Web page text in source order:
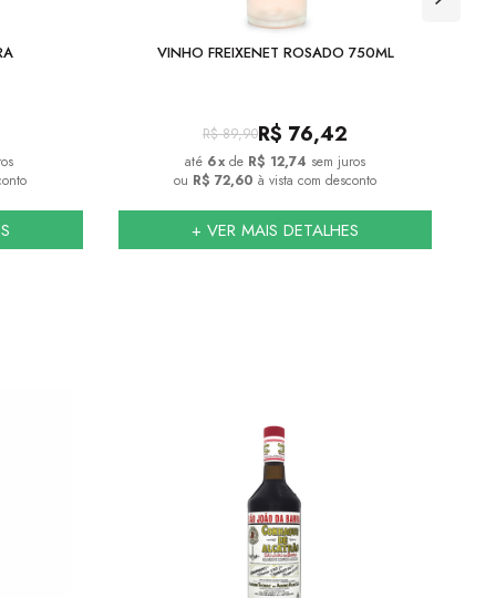
VINHO FREIXENET ROSADO 750ML
R$ 89,90R$ 76,42
6x de R$ 12,74 sem juros
ou R$ 72,60 à vista com desconto
+ VER MAIS DETALHES